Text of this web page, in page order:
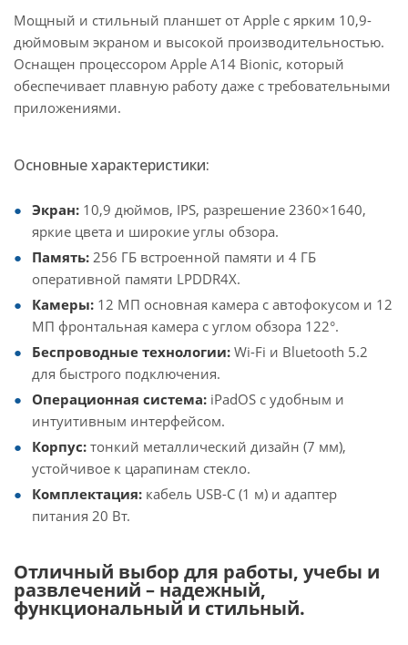
Мощный и стильный планшет от Apple с ярким 10,9-
дюймовым экраном и высокой производительностью.
Оснащен процессором Apple A14 Bionic, который
обеспечивает плавную работу даже с требовательными
приложениями.
Основные характеристики:
Экран: 10,9 дюймов, IPS, разрешение 2360×1640,
яркие цвета и широкие углы обзора.
Память: 256 ГБ встроенной памяти и 4 ГБ
оперативной памяти LPDDR4X.
Камеры: 12 МП основная камера с автофокусом и 12
МП фронтальная камера с углом обзора 122°.
Беспроводные технологии: Wi-Fi и Bluetooth 5.2
для быстрого подключения.
Операционная система: iPadOS с удобным и
интуитивным интерфейсом.
Корпус: тонкий металлический дизайн (7 мм),
устойчивое к царапинам стекло.
Комплектация: кабель USB-C (1 м) и адаптер
питания 20 Вт.
Отличный выбор для работы, учебы и
развлечений – надежный,
функциональный и стильный.